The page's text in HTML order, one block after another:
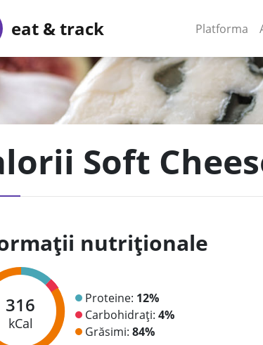
eat & track Platforma
Soft
nutriționale
316
kCal
Proteine: 12%
Carbohidrați: 4%
Grăsimi: 84%